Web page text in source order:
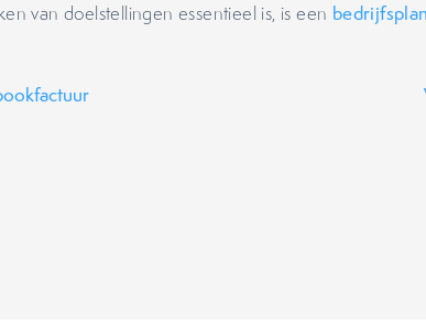
van doelstellingen essentieel is, is een bedrijfsplan